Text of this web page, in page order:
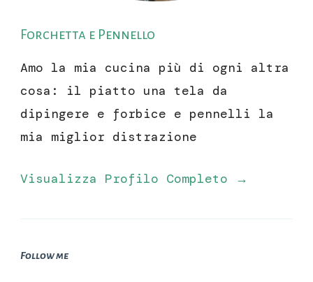
Forchetta e Pennello
Amo la mia cucina più di ogni altra
cosa: il piatto una tela da
dipingere e forbice e pennelli la
mia miglior distrazione
Visualizza Profilo Completo →
Follow me